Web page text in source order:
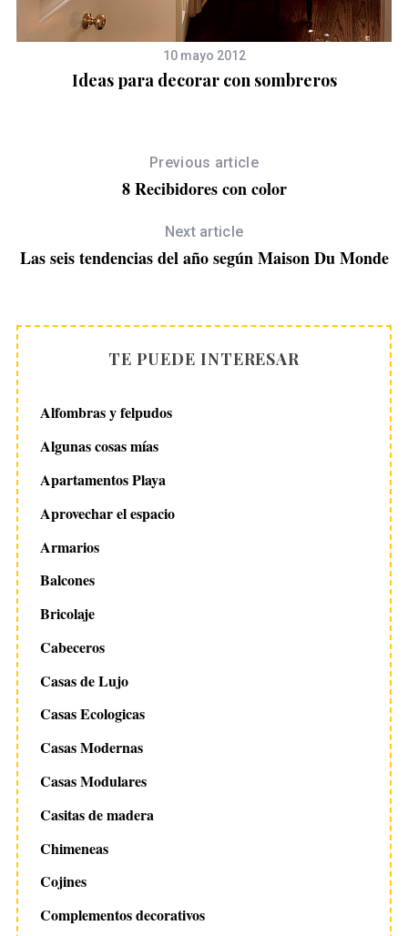
10 mayo 2012
Ideas para decorar con sombreros
Previous article
8 Recibidores con color
Next article
Las seis tendencias del año según Maison Du Monde
TE PUEDE INTERESAR
Alfombras y felpudos
Algunas cosas mías
Apartamentos Playa
Aprovechar el espacio
Armarios
Balcones
Bricolaje
Cabeceros
Casas de Lujo
Casas Ecologicas
Casas Modernas
Casas Modulares
Casitas de madera
Chimeneas
Cojines
Complementos decorativos